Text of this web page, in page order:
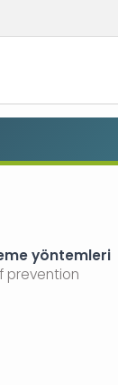
yöntemleri
prevention